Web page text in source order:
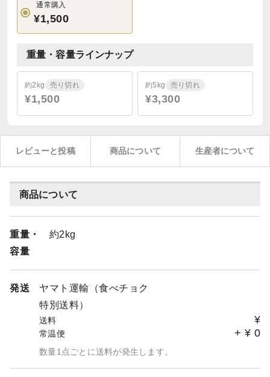
通常購入
¥1,500
重量・容量ラインナップ
約2kg 売り切れ
¥1,500
約5kg 売り切れ
¥3,300
レビューと投稿 商品について 生産者について
商品について
重量・
容量
約2kg
発送
ヤマト運輸（食べチョク
特別送料）
送料 ¥
常温便 + ¥ 0
数量1点ごとに送料が発生します。